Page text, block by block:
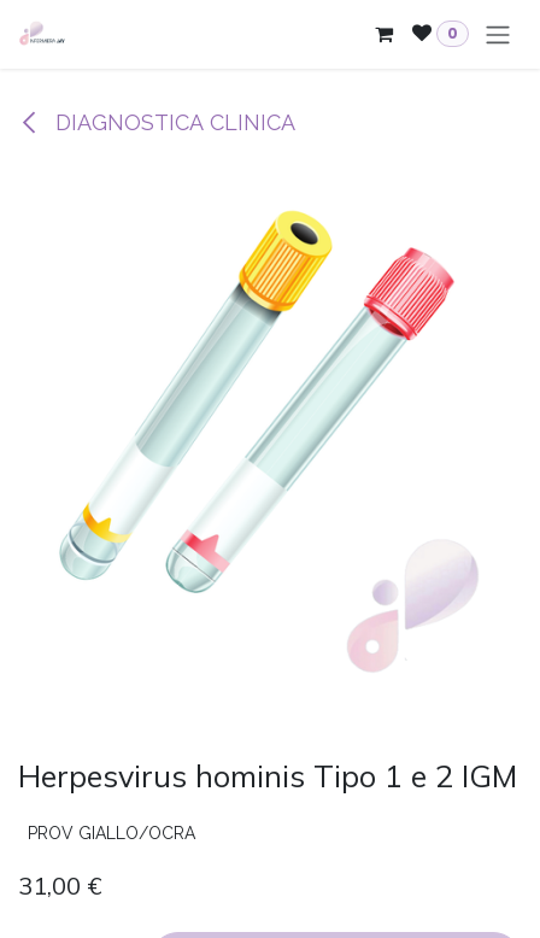
Passa al contenuto
0
DIAGNOSTICA CLINICA
Herpesvirus hominis Tipo 1 e 2 IGM
PROV GIALLO/OCRA
31,00 €